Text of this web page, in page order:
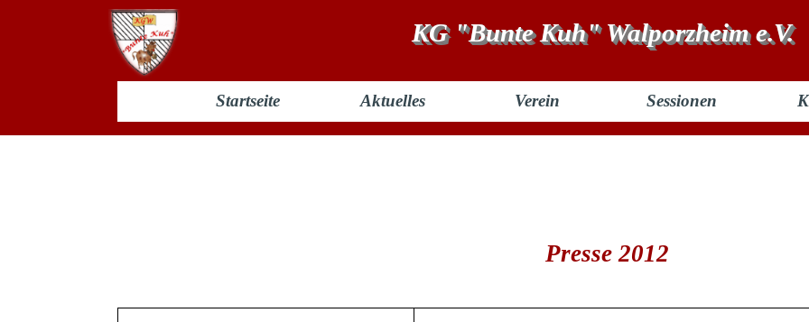
Startseite Aktuelles Verein Sessionen
KG "Bunte Kuh" Walporzheim e.V.
Presse 2012